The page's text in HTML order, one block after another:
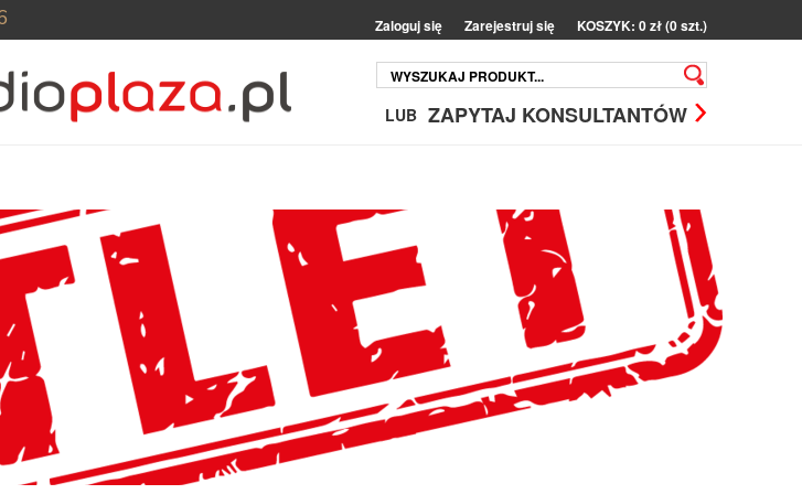
Zaloguj się Zarejestruj się KOSZYK: 0 zł (0 szt.)
LUB ZAPYTAJ KONSULTANTÓW